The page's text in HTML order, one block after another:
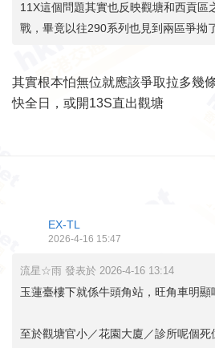
11X這個問題其實也反映觀塘和西貢區
戰，畢竟以往290系列也見到兩區爭拗
其實根本怕無位就應該爭取拉多幾
快全日，或開13S直出觀塘
EX-TL
2026-4-16 15:47
流星☆雨 發表於 2026-4-16 13:14
玉蓮臺樓下就係牛頭角站，旺角車明顯
至於觀塘官小／花園大廈／診所呢個死